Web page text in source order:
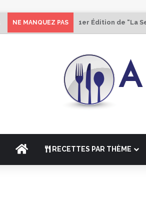
NE MANQUEZ PAS 1er Édition de “La
ACCUEILRECETTES PAR THÈME